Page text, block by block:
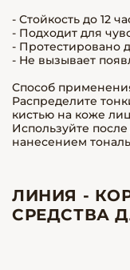
- Стойкость до 12
- Подходит для
- Протестировано
- Не вызывает
Способ
Распределите
кистью на коже
Используйте
нанесением
ЛИНИЯ -
СРЕДСТВА